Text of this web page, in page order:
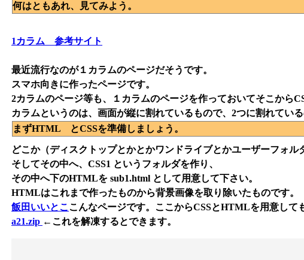
何はともあれ、見てみよう。
1カラム 参考サイト
最近流行なのが１カラムのページだそうです。
スマホ向きに作ったページです。
2カラムのページ等も、１カラムのページを作っておいてそこから
カラムというのは、画面が縦に割れているもので、2つに割れてい
まずHTML とCSSを準備しましょう。
どこか（ディスクトップとかとかワンドライブとかユーザーフォ
そしてその中へ、CSS1 というフォルダを作り、
その中へ下のHTMLを sub1.html として用意して下さい。
HTMLはこれまで作ったものから背景画像を取り除いたものです。
飯田いいとこ こんなページです。ここからCSSとHTMLを用意して
a21.zip ←これを解凍するとできます。